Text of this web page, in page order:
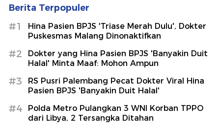
Berita Terpopuler
#1
Hina Pasien BPJS 'Triase Merah Dulu', Dokter
Puskesmas Malang Dinonaktifkan
#2
Dokter yang Hina Pasien BPJS 'Banyakin Duit
Halal' Minta Maaf: Mohon Ampun
#3
RS Pusri Palembang Pecat Dokter Viral Hina
Pasien BPJS 'Banyakin Duit Halal'
#4
Polda Metro Pulangkan 3 WNI Korban TPPO
dari Libya, 2 Tersangka Ditahan